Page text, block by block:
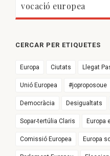
vocació europea
CERCAR PER ETIQUETES
Europa Ciutats Llegat
Unió Europea #joproposoue
Democràcia Desigualtats
Sopar-tertúlia Claris Europa
Comissió Europea Europa